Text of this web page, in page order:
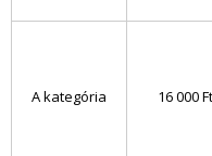
A kategória 16 000 Ft